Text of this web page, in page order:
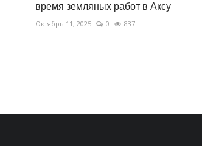
время земляных работ в Аксу
Октябрь 11, 2025 0 837